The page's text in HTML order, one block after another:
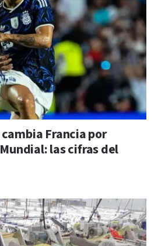
Francia por
las cifras del